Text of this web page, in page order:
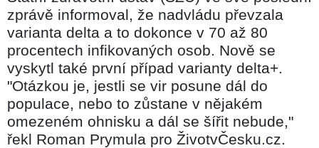
zprávě informoval, že nadvládu převzala
varianta delta a to dokonce v 70 až 80
procentech infikovaných osob. Nově se
vyskytl také první případ varianty delta+.
"Otázkou je, jestli se vir posune dál do
populace, nebo to zůstane v nějakém
omezeném ohnisku a dál se šířit nebude,"
řekl Roman Prymula pro ŽivotvČesku.cz.